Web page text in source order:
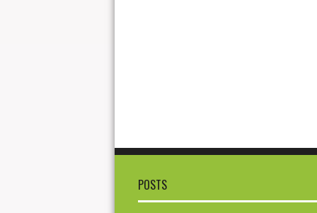
POSTS